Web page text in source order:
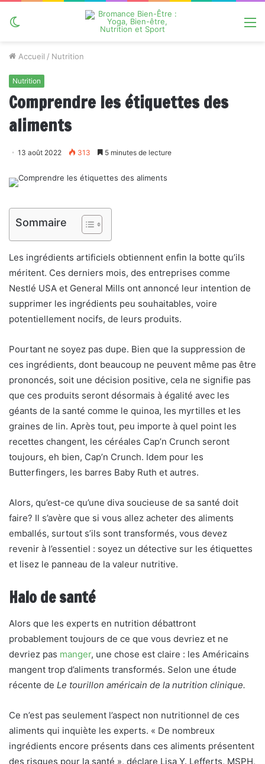
Accueil / Nutrition
Nutrition
Comprendre les étiquettes des
aliments
13 août 2022 313 5 minutes de lecture
Sommaire
Les ingrédients artificiels obtiennent enfin la botte qu’ils
méritent. Ces derniers mois, des entreprises comme
Nestlé USA et General Mills ont annoncé leur intention de
supprimer les ingrédients peu souhaitables, voire
potentiellement nocifs, de leurs produits.
Pourtant ne soyez pas dupe. Bien que la suppression de
ces ingrédients, dont beaucoup ne peuvent même pas être
prononcés, soit une décision positive, cela ne signifie pas
que ces produits seront désormais à égalité avec les
géants de la santé comme le quinoa, les myrtilles et les
graines de lin. Après tout, peu importe à quel point les
recettes changent, les céréales Cap’n Crunch seront
toujours, eh bien, Cap’n Crunch. Idem pour les
Butterfingers, les barres Baby Ruth et autres.
Alors, qu’est-ce qu’une diva soucieuse de sa santé doit
faire? Il s’avère que si vous allez acheter des aliments
emballés, surtout s’ils sont transformés, vous devez
revenir à l’essentiel : soyez un détective sur les étiquettes
et lisez le panneau de la valeur nutritive.
Halo de santé
Alors que les experts en nutrition débattront
probablement toujours de ce que vous devriez et ne
devriez pas manger, une chose est claire : les Américains
mangent trop d’aliments transformés. Selon une étude
récente de Le tourillon américain de la nutrition clinique.
Ce n’est pas seulement l’aspect non nutritionnel de ces
aliments qui inquiète les experts. « De nombreux
ingrédients encore présents dans ces aliments présentent
des risques pour la santé », déclare Lisa Y. Lefferts, MSPH,